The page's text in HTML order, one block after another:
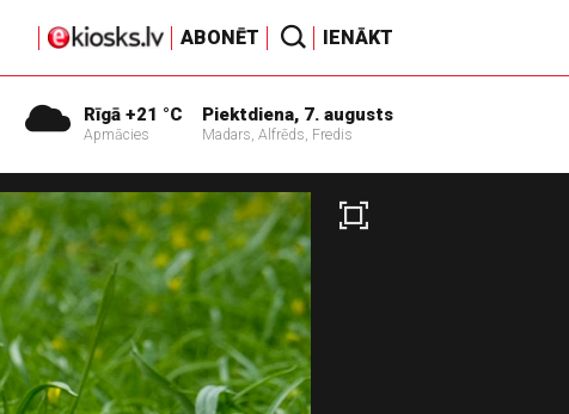
ABONĒT IENĀKT
Rīgā +21 °C
Apmācies
Piektdiena, 7. augusts
Madars, Alfrēds, Fredis